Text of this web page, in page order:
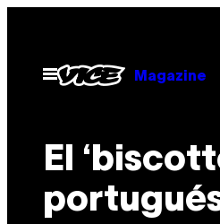
contenido
Abrir
Menú
Magazine
El